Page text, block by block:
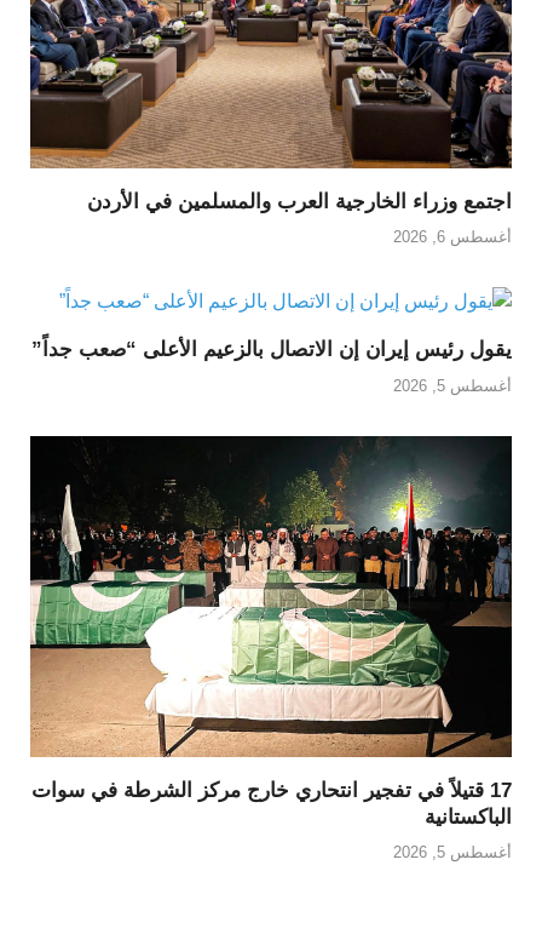
اجتمع وزراء الخارجية العرب والمسلمين في الأردن
أغسطس 6, 2026
يقول رئيس إيران إن الاتصال بالزعيم الأعلى “صعب جداً”
أغسطس 5, 2026
17 قتيلاً في تفجير انتحاري خارج مركز الشرطة في سوات
الباكستانية
أغسطس 5, 2026